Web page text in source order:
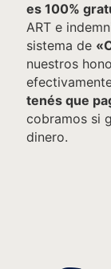
es 100%
ART e
sistema de
nuestros
tenés que
cobramos si
dinero.